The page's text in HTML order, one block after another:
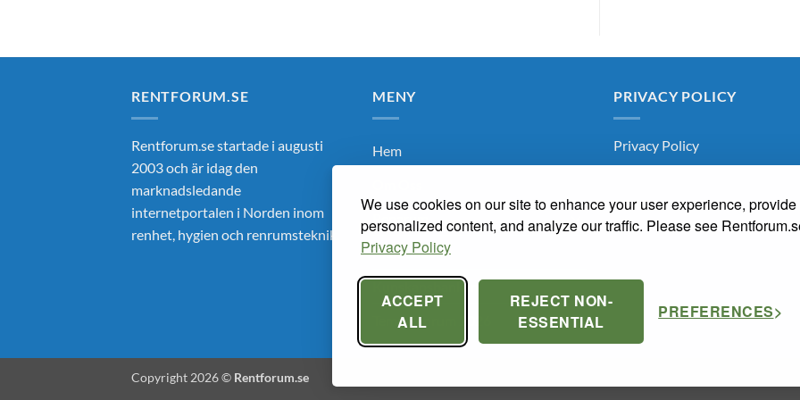
We use cookies on our site to enhance your user experience, provide
personalized content, and analyze our traffic. Please see
Privacy Policy
ACCEPT
ALL
REJECT NON-
ESSENTIAL
PREFERENCES
RENTFORUM.SE
Rentforum.se startade i augusti
2003 och är idag den
marknadsledande
internetportalen i Norden inom
renhet, hygien och renrumsteknik.
MENY
Hem
Renarum
Marknaden
Kunskapsbanken
Tema Renrum 2026
PRIVACY POLICY
Privacy Policy
Copyright 2026 © Rentforum.se